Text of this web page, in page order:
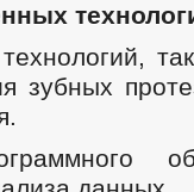
зубных